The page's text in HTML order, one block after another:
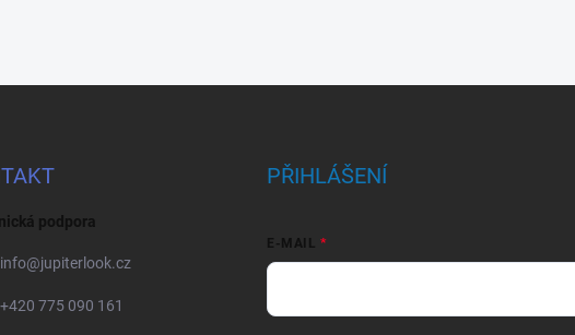
podpora
info@jupiterlook.cz
+420 775 090 161
PŘIHLÁŠENÍ
E-MAIL